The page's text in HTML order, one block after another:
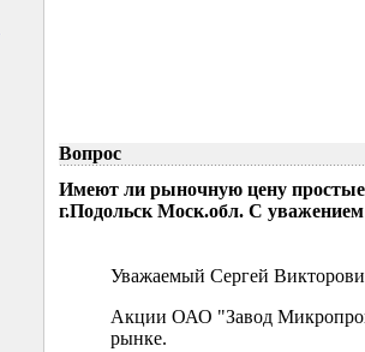
Вопрос
Имеют ли рыночную цену
г.Подольск Моск.обл. С
Уважаемый Сергей
Акции ОАО "Завод
рынке.